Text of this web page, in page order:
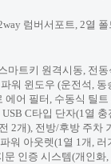
럼버서포트, 2열
마트키 원격시동, 전
워 윈도우 (운전석, 동
에어 필터, 수동식 틸
C타입 단자(1열 충
2개), 전방/후방 주차
워 아웃렛(1열 1개, 러
문 인증 시스템(개인화